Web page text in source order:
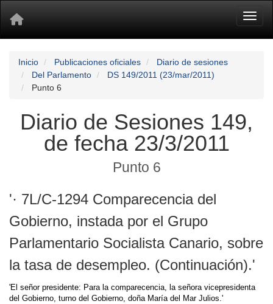
Inicio Publicaciones oficiales
Diario de sesiones
Del Parlamento
DS 149/2011 (23/mar/2011)
Punto 6
Diario de Sesiones 149,
de fecha 23/3/2011
Punto 6
'· 7L/C-1294 Comparecencia del
Gobierno, instada por el Grupo
Parlamentario Socialista Canario, sobre
la tasa de desempleo. (Continuación).'
'El señor presidente: Para la comparecencia, la señora vicepresidenta
del Gobierno, turno del Gobierno, doña María del Mar Julios.'